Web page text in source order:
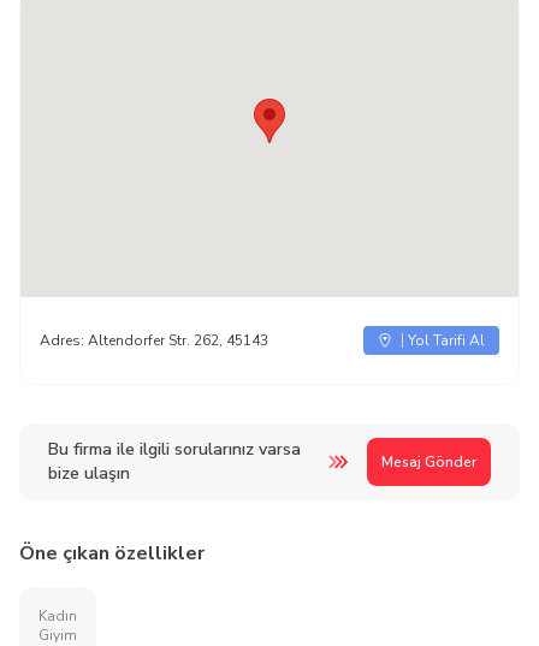
Bu firma ile ilgili sorularınız varsa
bize ulaşın
Mesaj Gönder
Adres: Altendorfer Str. 262, 45143 Yol Tarifi Al
Öne çıkan özellikler
Kadın
Giyim